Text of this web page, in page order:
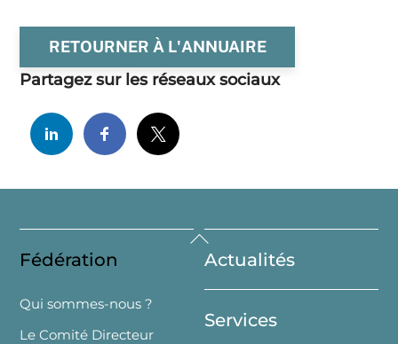
RETOURNER À L'ANNUAIRE
Partagez sur les réseaux sociaux
Back
To
Top
Fédération
Qui sommes-nous ?
Le Comité Directeur
Actualités
Services